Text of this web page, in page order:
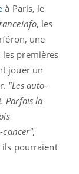
à Paris, le
, les
une
premières
jouer un
"Les auto-
Parfois la
ils pourraient